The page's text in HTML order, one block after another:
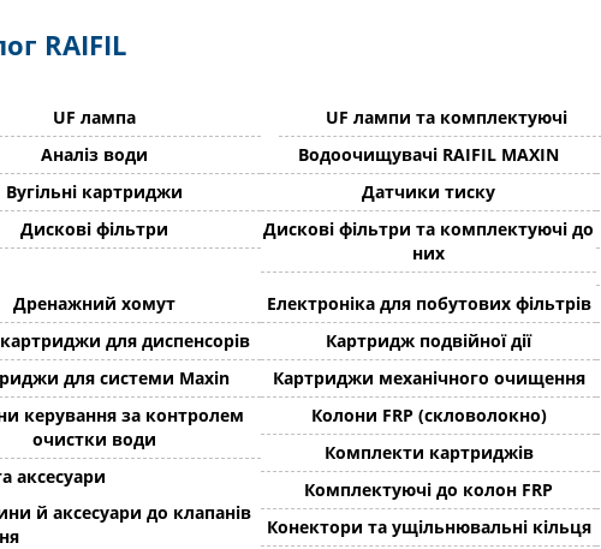
RAIFIL
UF лампа UF лампи та комплектуючі
Аналіз води
Водоочищувачі RAIFIL MAXIN
Вугільні картриджи
Датчики тиску
Дискові фільтри
Дискові фільтри та комплектуючі до
них
Дренажний хомут
Електроніка для побутових фільтрів
для диспенсорів
Картридж подвійної дії
для системи Maxin
Картриджи механічного очищення
керування за контролем
очистки води
аксесуари
й аксесуари до клапанів
Колони FRP (скловолокно)
Комплекти картриджів
Комплектуючі до колон FRP
Конектори та ущільнювальні кільця